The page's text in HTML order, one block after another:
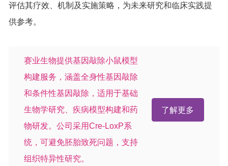
评估其疗效、机制及实施策略，为未来研究和临床实践提
供参考。
赛业生物提供基因敲除小鼠模型
构建服务，涵盖全身性基因敲除
和条件性基因敲除，适用于基础
生物学研究、疾病模型构建和药
物研发。公司采用Cre-LoxP系
统，可避免胚胎致死问题，支持
组织特异性研究。
了解更多